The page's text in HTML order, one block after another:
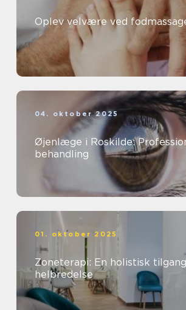
Oplev velvære ved
04. oktober 2025
Øjenlæge i Roskilde:
behandling
01. oktober 2025
Zoneterapi: En holistisk
helbredelse